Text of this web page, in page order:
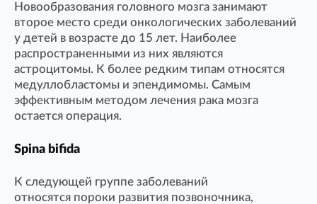
Новообразования головного мозга занимают
второе место среди онкологических заболеваний
у детей в возрасте до 15 лет. Наиболее
распространенными из них являются
астроцитомы. К более редким типам относятся
медуллобластомы и эпендимомы. Самым
эффективным методом лечения рака мозга
остается операция.
Spina bifida
К следующей группе заболеваний
относятся пороки развития позвоночника,